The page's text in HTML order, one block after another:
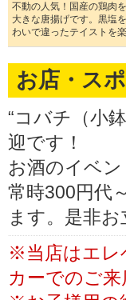
不動の人気！国産の鶏肉
大きな唐揚げです。黒塩
わいで違ったテイストを
お店・ス
“コバチ（小
迎です！
お酒のイベ
常時300円代
ます。是非
※当店はエレ
カーでのご